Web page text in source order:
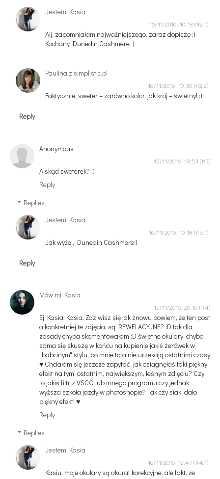
Jestem Kasia
16/11/2016, 10:18
Ajj, zapomniałam najważniejszego, zaraz dopiszę :)
Kochany Dunedin Cashmere :)
Paulina z simplistic.pl
16/11/2016, 10:30
Faktycznie, sweter – zarówno kolor, jak krój – świetny! :)
Reply
Anonymous
15/11/2016, 19:53
A skąd sweterek? ;)
Reply
Replies
Jestem Kasia
16/11/2016, 10:18
Jak wyżej, Dunedin Cashmere:)
Reply
Mów mi Kasia
15/11/2016, 20:16
Ej Kasia Kasia. Zdziwisz się jak znowu powiem, że ten post
a konkretniej te zdjęcia, są REWELACYJNE? :D tak dla
zasady chyba skomentowałam :D świetne okulary, chyba
sama się skuszę w końcu na kupienie jakiś zerówek w
"babcinym" stylu, bo mnie totalnie urzekają ostatnimi czasy
♥ Chciałam się jeszcze zapytać, jak osiągnęłaś taki piękny
efekt na tym, ostatnim, największym, leśnym zdjęciu? Czy
to jakiś filtr z VSCO lub innego programu czy jednak
wyższa szkoła jazdy w photoshopie? Tak czy siak, dało
piękny efekt! ♥
Reply
Replies
Jestem Kasia
16/11/2016, 12:47
Kasiu, moje okulary są akurat korekcyjne, ale fakt, że